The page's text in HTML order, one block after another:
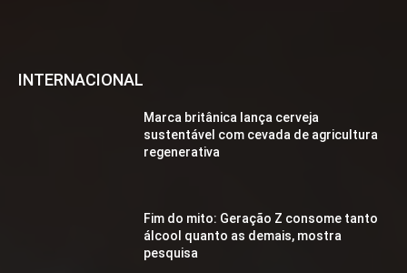
INTERNACIONAL
Marca britânica lança cerveja
sustentável com cevada de agricultura
regenerativa
Fim do mito: Geração Z consome tanto
álcool quanto as demais, mostra
pesquisa